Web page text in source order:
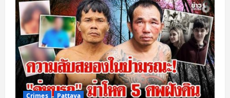
Crimes Pattaya